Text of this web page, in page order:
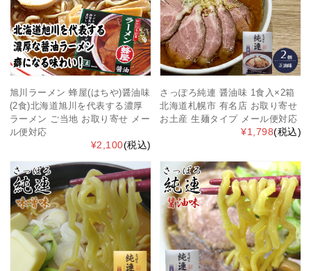
旭川ラーメン 蜂屋(はちや)醤油味
(2食)北海道旭川を代表する濃厚
ラーメン ご当地 お取り寄せ メー
ル便対応
¥2,100(税込)
さっぽろ純連 醤油味 1食入×2箱
北海道札幌市 有名店 お取り寄せ
お土産 生麺タイプ メール便対応
¥1,798(税込)